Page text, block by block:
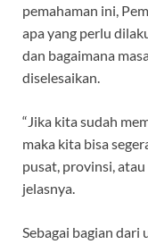
pemahaman ini,
apa yang perlu
dan bagaimana
diselesaikan.
“Jika kita sudah
maka kita bisa
pusat, provinsi, atau
jelasnya.
Sebagai bagian dari